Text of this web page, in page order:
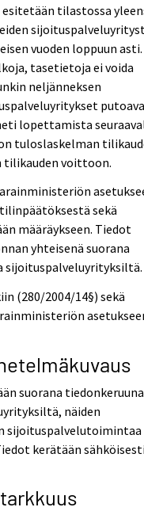
tilastossa
vuoden loppuun asti.
tasetietoja ei voida
neljänneksen
lopettamista
tuloslaskelman
voittoon.
sekä
määräykseen. Tiedot
yhteisenä suorana
sijoituspalveluyrityksiltä.
(280/2004/14§) sekä
suorana tiedonkeruuna
näiden
sijoituspalvelutoimintaa
kerätään